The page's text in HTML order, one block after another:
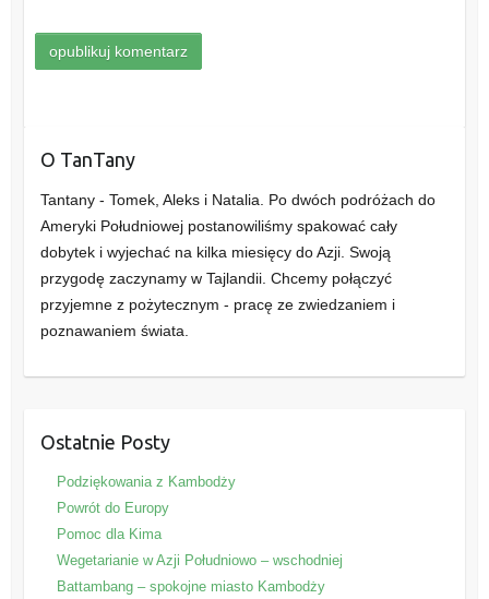
O TanTany
Tantany - Tomek, Aleks i Natalia. Po dwóch podróżach do
Ameryki Południowej postanowiliśmy spakować cały
dobytek i wyjechać na kilka miesięcy do Azji. Swoją
przygodę zaczynamy w Tajlandii. Chcemy połączyć
przyjemne z pożytecznym - pracę ze zwiedzaniem i
poznawaniem świata.
Ostatnie Posty
Podziękowania z Kambodży
Powrót do Europy
Pomoc dla Kima
Wegetarianie w Azji Południowo – wschodniej
Battambang – spokojne miasto Kambodży